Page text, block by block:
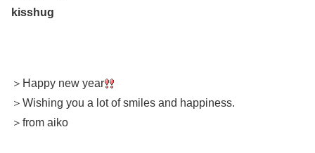
kisshug
＞Happy new year
＞Wishing you a lot of smiles and happiness.
＞from aiko